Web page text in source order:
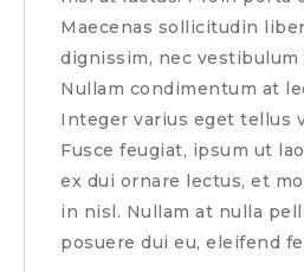
Maecenas sollicitudin
dignissim, nec vestibulum
Nullam condimentum at
Integer varius eget tellus
Fusce feugiat, ipsum ut
ex dui ornare lectus, et
in nisl. Nullam at nulla
posuere dui eu, eleifend